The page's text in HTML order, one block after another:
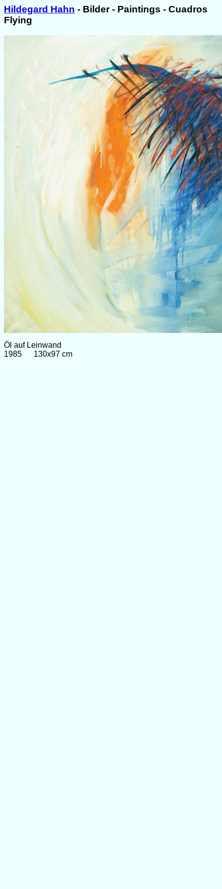
Hildegard Hahn - Bilder - Paintings - Cuadros
Flying
Öl auf Leinwand
1985 130x97 cm